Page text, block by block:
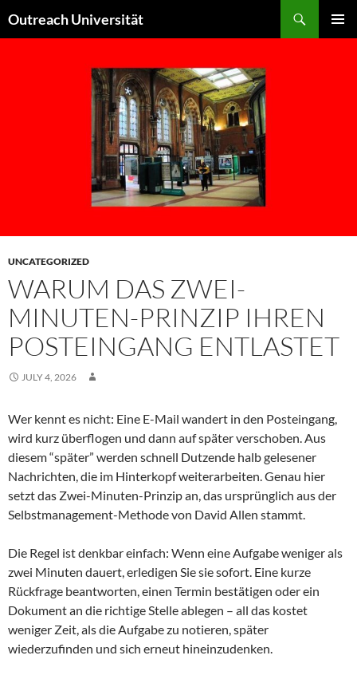
toOutreach Universität
UNCATEGORIZED
WARUM DAS ZWEI-
MINUTEN-PRINZIP IHREN
POSTEINGANG ENTLASTET
JULY 4, 2026
Wer kennt es nicht: Eine E-Mail wandert in den Posteingang,
wird kurz überflogen und dann auf später verschoben. Aus
diesem “später” werden schnell Dutzende halb gelesener
Nachrichten, die im Hinterkopf weiterarbeiten. Genau hier
setzt das Zwei-Minuten-Prinzip an, das ursprünglich aus der
Selbstmanagement-Methode von David Allen stammt.
Die Regel ist denkbar einfach: Wenn eine Aufgabe weniger als
zwei Minuten dauert, erledigen Sie sie sofort. Eine kurze
Rückfrage beantworten, einen Termin bestätigen oder ein
Dokument an die richtige Stelle ablegen – all das kostet
weniger Zeit, als die Aufgabe zu notieren, später
wiederzufinden und sich erneut hineinzudenken.